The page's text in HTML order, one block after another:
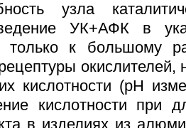
узла
УК+АФК в
только к большому
окислителей,
кислотности (рН
кислотности при